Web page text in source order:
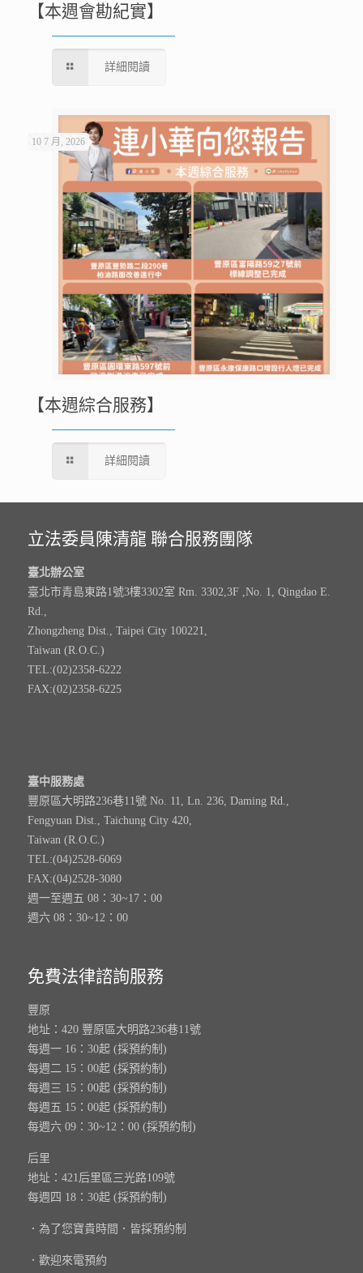
【本週會勘紀實】
詳細閱讀
10 7 月, 2026
【本週綜合服務】
詳細閱讀
立法委員陳清龍 聯合服務團隊
臺北辦公室
臺北市青島東路1號3樓3302室 Rm. 3302,3F ,No. 1, Qingdao E.
Rd.,
Zhongzheng Dist., Taipei City 100221,
Taiwan (R.O.C.)
TEL:(02)2358-6222
FAX:(02)2358-6225
臺中服務處
豐原區大明路236巷11號 No. 11, Ln. 236, Daming Rd.,
Fengyuan Dist., Taichung City 420,
Taiwan (R.O.C.)
TEL:(04)2528-6069
FAX:(04)2528-3080
週一至週五 08：30~17：00
週六 08：30~12：00
免費法律諮詢服務
豐原
地址：420 豐原區大明路236巷11號
每週一 16：30起 (採預約制)
每週二 15：00起 (採預約制)
每週三 15：00起 (採預約制)
每週五 15：00起 (採預約制)
每週六 09：30~12：00 (採預約制)
后里
地址：421后里區三光路109號
每週四 18：30起 (採預約制)
．為了您寶貴時間．皆採預約制
．歡迎來電預約